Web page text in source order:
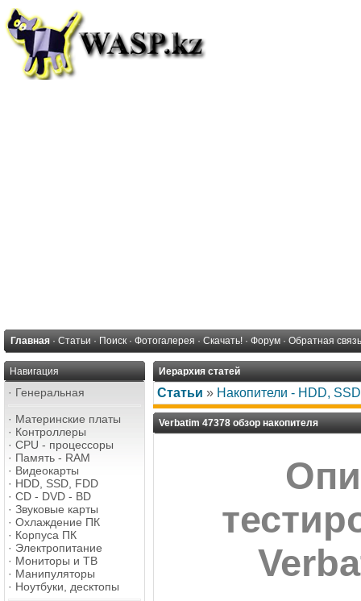
Главная · Статьи · Поиск · Фотогалерея · Скачать! · Форум · Обратная связь
Навигация
· Генеральная
· Материнские платы
· Контроллеры
· CPU - процессоры
· Память - RAM
· Видеокарты
· HDD, SSD, FDD
· CD - DVD - BD
· Звуковые карты
· Охлаждение ПК
· Корпуса ПК
· Электропитание
· Мониторы и ТВ
· Манипуляторы
· Ноутбуки, десктопы
Иерархия статей
Статьи » Накопители - HDD,
Verbatim 47378 обзор накопителя